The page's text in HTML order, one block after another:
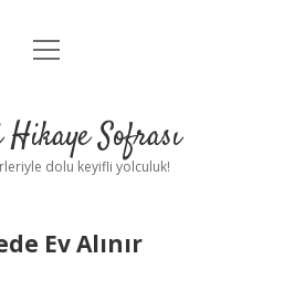
Anasayfa
Yasal Uyarı
menüyü
Sofrası
dolu keyifli yolculuk!
Ev Alınır